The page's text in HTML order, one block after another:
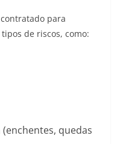
para
de riscos, como:
quedas